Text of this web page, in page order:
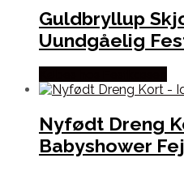
Guldbryllup
Uundgåelig
Nyfødt Dreng
Babyshower